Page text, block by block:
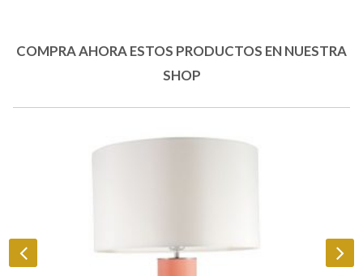
COMPRA AHORA ESTOS PRODUCTOS EN NUESTRA
SHOP